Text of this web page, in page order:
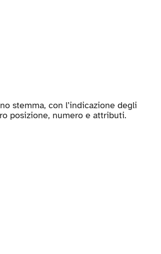
smalti, delle partizioni, delle figure nella loro posizione, numero e attributi.